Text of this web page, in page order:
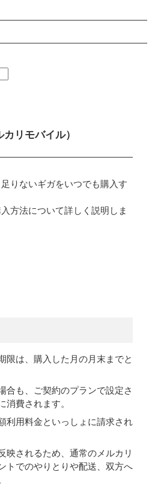
リモバイル）
りないギガをいつでも購入す
方法について詳しく説明しま
限は、購入した月の月末までと
合も、ご契約のプランで設定さ
消費されます。
利用料金といっしょに請求され
映されるため、通常のメルカリ
トでのやりとりや配送、双方へ